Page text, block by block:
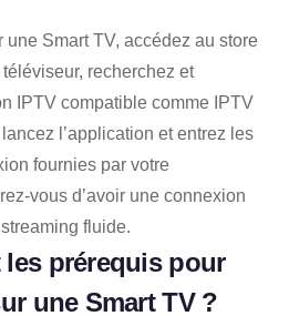
une Smart TV, accédez au store
recherchez et
IPTV compatible comme IPTV
l’application et entrez les
fournies par votre
vous d’avoir une connexion
fluide.
les prérequis pour
une Smart TV ?